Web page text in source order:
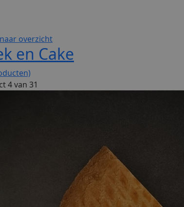
overzicht
en Cake
4 van 31